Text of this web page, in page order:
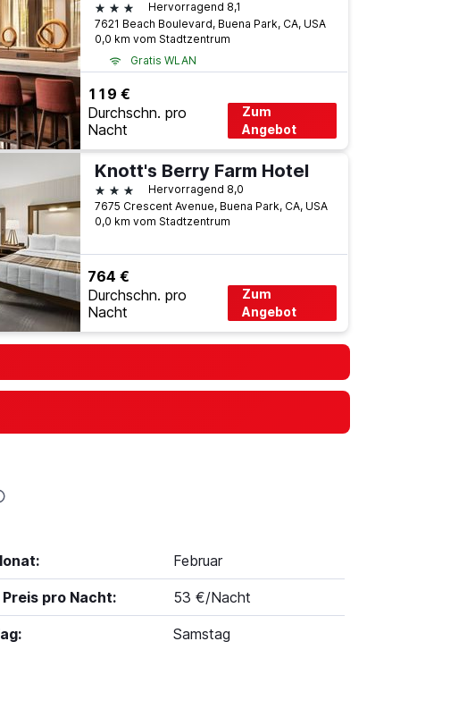
3 SterneHervorragend 8,1
7621 Beach Boulevard, Buena Park, CA, USA
0,0 km vom Stadtzentrum
Gratis WLAN
119 €
Durchschn. pro
Nacht
Zum
Angebot
Knott's Berry Farm Hotel
3 SterneHervorragend 8,0
7675 Crescent Avenue, Buena Park, CA, USA
0,0 km vom Stadtzentrum
764 €
Durchschn. pro
Nacht
Zum
Angebot
Februar
pro Nacht: 53 €/Nacht
Samstag